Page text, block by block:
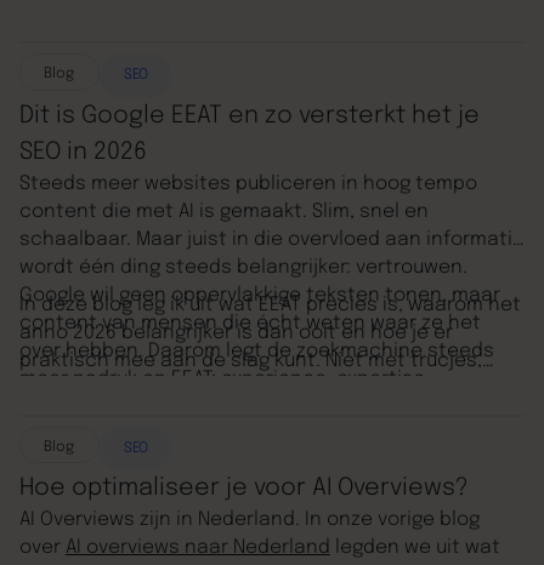
dagelijks werkt met data uit Search Console, Ahrefs
of Semrush, kan dit plots zorgen voor vreemde pieken
en dalen in grafieken. Geen paniek: je rankings zijn
niet ineens gedaald, maar je data ziet er anders uit.
Blog SEO
Dit is Google EEAT en zo versterkt het je
SEO in 2026
Steeds meer websites publiceren in hoog tempo
content die met AI is gemaakt. Slim, snel en
schaalbaar. Maar juist in die overvloed aan informatie
wordt één ding steeds belangrijker: vertrouwen.
Google wil geen oppervlakkige teksten tonen, maar
content van mensen die écht weten waar ze het
over hebben. Daarom legt de zoekmachine steeds
meer nadruk op EEAT: experience, expertise,
In deze blog leg ik uit wat EEAT precies is, waarom het
anno 2026 belangrijker is dan ooit en hoe je er
praktisch mee aan de slag kunt. Niet met trucjes,
Blog SEO
Hoe optimaliseer je voor AI Overviews?
AI Overviews zijn in Nederland. In onze vorige blog
over AI overviews naar Nederland legden we uit wat